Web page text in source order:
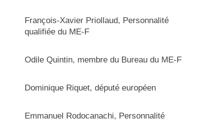
François-Xavier Priollaud, Personnalité
qualifiée du ME-F
Odile Quintin, membre du Bureau du ME-F
Dominique Riquet, député européen
Emmanuel Rodocanachi, Personnalité